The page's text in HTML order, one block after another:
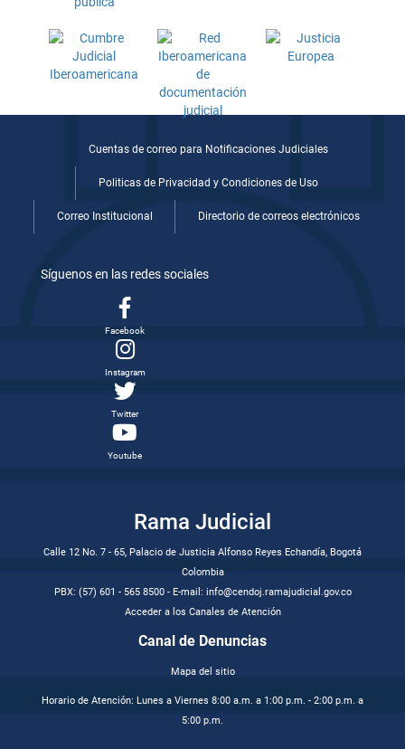
Síguenos en las redes sociales
Facebook
Instagram
Twitter
Rama Judicial
Calle 12 No. 7 - 65, Palacio de Justicia Alfonso Reyes Echandía, Bogotá
Colombia
PBX: (57) 601 - 565 8500 - E-mail: info@cendoj.ramajudicial.gov.co
Acceder a los Canales de Atención
Canal de Denuncias
Mapa del sitio
Horario de Atención: Lunes a Viernes 8:00 a.m. a 1:00 p.m. - 2:00 p.m. a